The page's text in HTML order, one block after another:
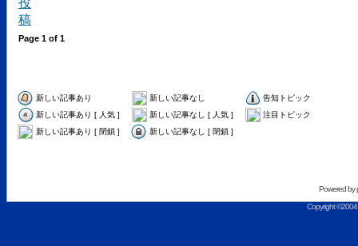
Page 1 of 1
新しい記事あり 新しい記事なし
告知トピック
新しい記事あり [ 人気 ]
新しい記事なし [ 人気 ]
注目トピック
新しい記事あり [ 閉鎖 ]
新しい記事なし [ 閉鎖 ]
Powered by
Copyright ©2004